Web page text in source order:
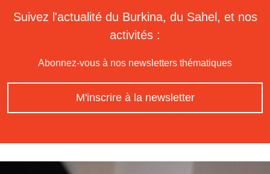
Suivez l'actualité du Burkina, du Sahel, et nos
activités :
Abonnez-vous à nos newsletters thématiques
M'inscrire à la newsletter